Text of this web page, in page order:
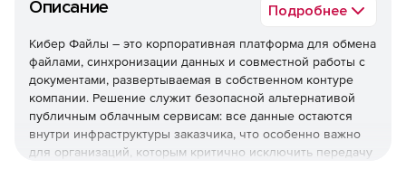
Описание Подробнее
Кибер Файлы – это корпоративная платформа для обмена
файлами, синхронизации данных и совместной работы с
документами, развертываемая в собственном контуре
компании. Решение служит безопасной альтернативой
публичным облачным сервисам: все данные остаются
внутри инфраструктуры заказчика, что особенно важно
для организаций, которым критично исключить передачу